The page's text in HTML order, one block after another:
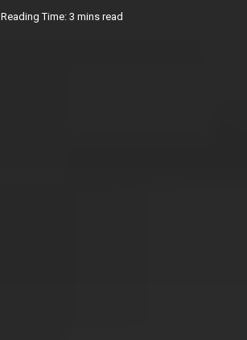
Reading Time: 3 mins read